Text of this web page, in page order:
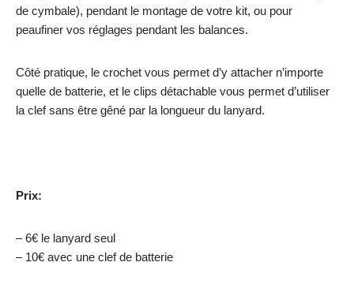
de cymbale), pendant le montage de votre kit, ou pour
peaufiner vos réglages pendant les balances.
Côté pratique, le crochet vous permet d’y attacher n’importe
quelle de batterie, et le clips détachable vous permet d’utiliser
la clef sans être gêné par la longueur du lanyard.
Prix:
– 6€ le lanyard seul
– 10€ avec une clef de batterie